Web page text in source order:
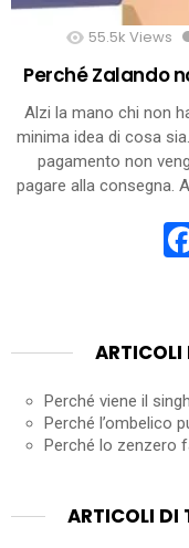
55.5k Views
Perché Zalando
Alzi la mano chi non
minima idea di cosa
pagamento non
pagare alla consegna.
ARTICOLI
Perché viene il
Perché l’ombelico
Perché lo zenzero
ARTICOLI DI